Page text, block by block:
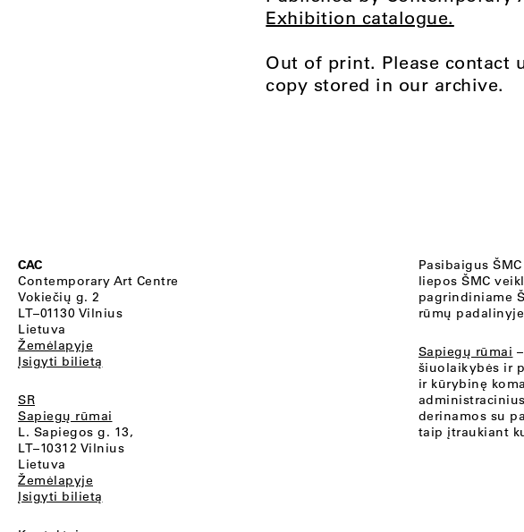
Exhibition catalogue.
Out of print. Please contact
copy stored in our archive.
CAC
Contemporary Art Centre
Vokiečių g. 2
LT–01130 Vilnius
Lietuva
Žemėlapyje
Įsigyti bilietą
SR
Sapiegų rūmai
L. Sapiegos g. 13,
LT–10312 Vilnius
Lietuva
Žemėlapyje
Įsigyti bilietą
Pasibaigus
liepos ŠMC
pagrindiniame
rūmų
Sapiegų rūmai
šiuolaikybės ir
ir kūrybinę
derinamos su
taip įtraukiant